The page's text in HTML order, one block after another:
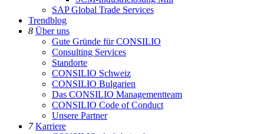
SAP Global Trade Services
Trendblog
8 Über uns
Gute Gründe für CONSILIO
Consulting Services
Standorte
CONSILIO Schweiz
CONSILIO Bulgarien
Das CONSILIO Managementteam
CONSILIO Code of Conduct
Unsere Partner
7Karriere